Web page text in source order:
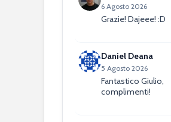
6 Agosto 2026
Grazie! Dajeee! :D
Daniel Deana
5 Agosto 2026
Fantastico Giulio,
complimenti!